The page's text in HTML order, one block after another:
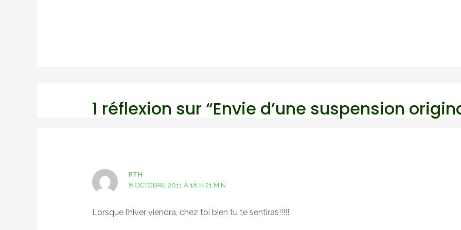
1 réflexion sur “Envie d’une suspension
PTH
8 OCTOBRE 2011 À 18 H 21 MIN
Lorsque l’hiver viendra, chez toi bien tu te sentiras!!!!!